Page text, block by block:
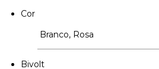
Cor
Branco, Rosa
Bivolt